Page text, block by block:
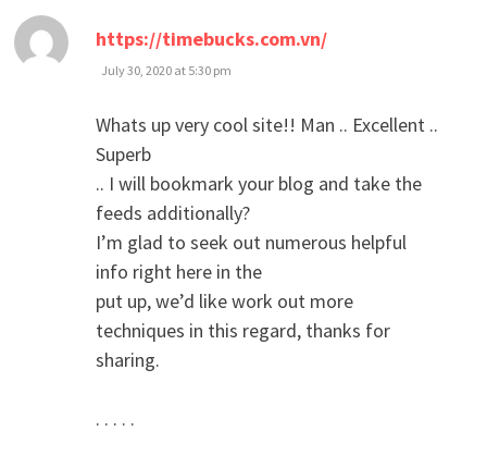
https://timebucks.com.vn/says:
July 30, 2020 at 5:30 pm
Whats up very cool site!! Man .. Excellent ..
Superb
.. I will bookmark your blog and take the
feeds additionally?
I’m glad to seek out numerous helpful
info right here in the
put up, we’d like work out more
techniques in this regard, thanks for
sharing.
. . . . .